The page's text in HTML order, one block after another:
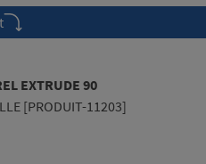
EXTRUDE 90
[PRODUIT-11203]